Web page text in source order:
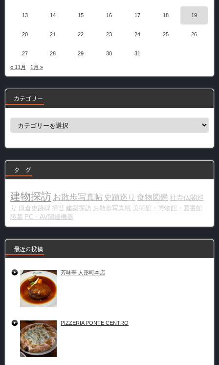
13 14 15 16 17 18 19
20 21 22 23 24 25 26
27 28 29 30 31
« 11月 1月 »
カテゴリー
ー
タ グ
建物探訪 お散歩写真帖 史蹟巡り 食物図鑑 社寺仏閣巡
り 鎌倉史跡碑 掃苔 建築探訪 お散歩写真帳 美術館・博物館・図書館
陵墓 PC・AV関連機器
最近の投稿
芳味亭 人形町本店
PIZZERIA PONTE CENTRO